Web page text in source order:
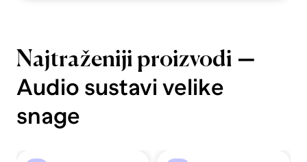
Najtraženiji proizvodi —
Audio sustavi velike
snage